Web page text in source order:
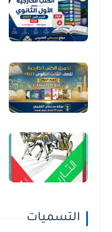
التسميات